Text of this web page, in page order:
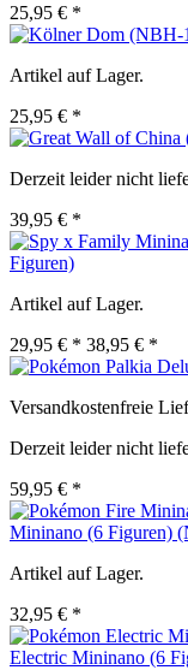
25,95 € *
Artikel auf Lager.
25,95 € *
Derzeit leider nicht
39,95 € *
Figuren)
Artikel auf Lager.
29,95 € * 38,95 € *
Versandkostenfreie
Derzeit leider nicht
59,95 € *
Mininano (6 Figuren)
Artikel auf Lager.
32,95 € *
Electric Mininano (6